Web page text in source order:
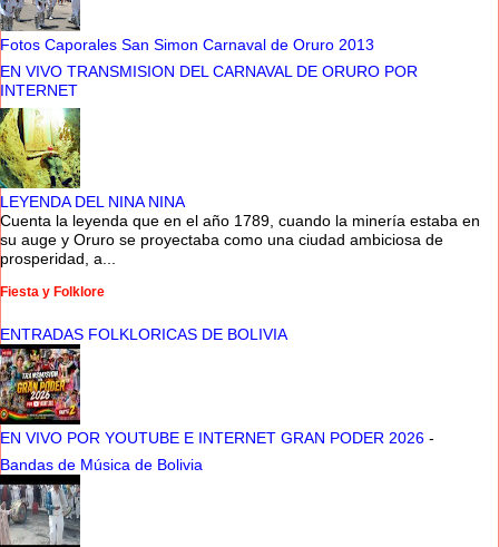
Fotos Caporales San Simon Carnaval de Oruro 2013
EN VIVO TRANSMISION DEL CARNAVAL DE ORURO POR
INTERNET
LEYENDA DEL NINA NINA
Cuenta la leyenda que en el año 1789, cuando la minería estaba en
su auge y Oruro se proyectaba como una ciudad ambiciosa de
prosperidad, a...
Fiesta y Folklore
ENTRADAS FOLKLORICAS DE BOLIVIA
EN VIVO POR YOUTUBE E INTERNET GRAN PODER 2026 -
Bandas de Música de Bolivia